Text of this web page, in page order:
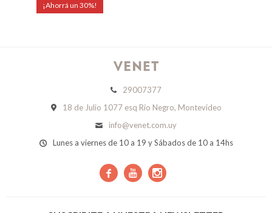
30
29007377
18 de Julio 1077 esq Río Negro, Montevideo
info@venet.com.uy
Lunes a viernes de 10 a 19 y Sábados de 10 a 14hs
  